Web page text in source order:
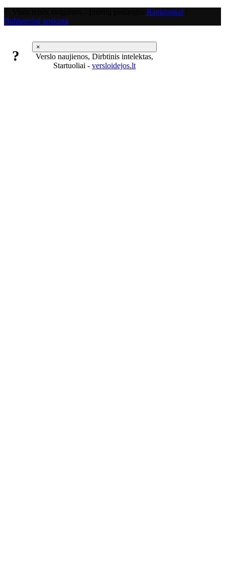
Rankinukai
Buhlaterinė apskaita
×
?
Verslo naujienos, Dirbtinis intelektas,
Startuoliai - versloidejos.lt